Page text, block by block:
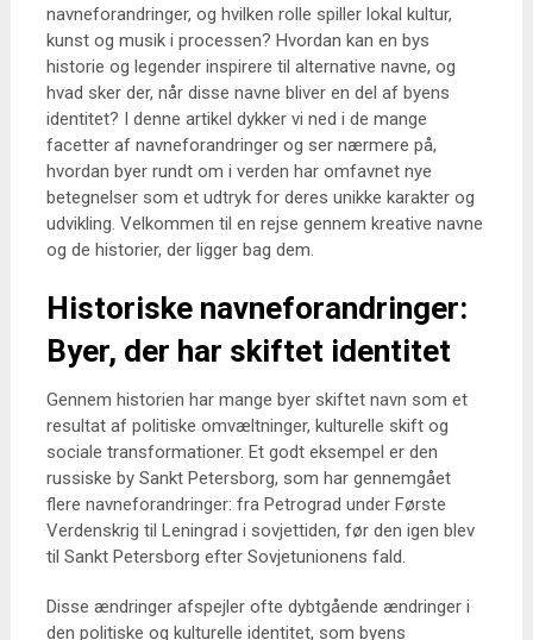
navneforandringer, og hvilken rolle spiller lokal kultur,
kunst og musik i processen? Hvordan kan en bys
historie og legender inspirere til alternative navne, og
hvad sker der, når disse navne bliver en del af byens
identitet? I denne artikel dykker vi ned i de mange
facetter af navneforandringer og ser nærmere på,
hvordan byer rundt om i verden har omfavnet nye
betegnelser som et udtryk for deres unikke karakter og
udvikling. Velkommen til en rejse gennem kreative navne
og de historier, der ligger bag dem.
Historiske navneforandringer:
Byer, der har skiftet identitet
Gennem historien har mange byer skiftet navn som et
resultat af politiske omvæltninger, kulturelle skift og
sociale transformationer. Et godt eksempel er den
russiske by Sankt Petersborg, som har gennemgået
flere navneforandringer: fra Petrograd under Første
Verdenskrig til Leningrad i sovjettiden, før den igen blev
til Sankt Petersborg efter Sovjetunionens fald.
Disse ændringer afspejler ofte dybtgående ændringer i
den politiske og kulturelle identitet, som byens